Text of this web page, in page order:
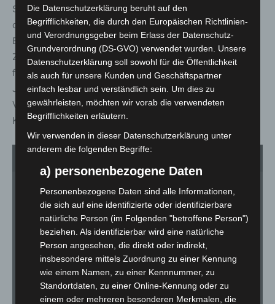
Sicherheit unserer Stadt. Das neue Gebäude schafft
optimale Bedingungen für die ehrenamtlichen
Einsatzkräfte der Ortsfeuerwehr, stärkt die
Zusammenarbeit mit anderen Wehren und bietet Raum
für die Nachwuchsarbeit von Kinder- und
Jugendfeuerwehr. Damit schaffen wir die
Voraussetzungen für einen leistungsfähigen Brand- und
Katastrophenschutz, auch über Godshorn hinaus.“
Die Datenschutzerklärung beruht auf den
Begrifflichkeiten, die durch den Europäischen Richtlinien-
und Verordnungsgeber beim Erlass der Datenschutz-
Grundverordnung (DS-GVO) verwendet wurden. Unsere
Datenschutzerklärung soll sowohl für die Öffentlichkeit
als auch für unsere Kunden und Geschäftspartner
einfach lesbar und verständlich sein. Um dies zu
gewährleisten, möchten wir vorab die verwendeten
Begrifflichkeiten erläutern.
Wir verwenden in dieser Datenschutzerklärung unter
anderem die folgenden Begriffe:
a) personenbezogene Daten
Personenbezogene Daten sind alle Informationen,
die sich auf eine identifizierte oder identifizierbare
natürliche Person (im Folgenden "betroffene Person")
beziehen. Als identifizierbar wird eine natürliche
Person angesehen, die direkt oder indirekt,
insbesondere mittels Zuordnung zu einer Kennung
wie einem Namen, zu einer Kennnummer, zu
Standortdaten, zu einer Online-Kennung oder zu
einem oder mehreren besonderen Merkmalen, die